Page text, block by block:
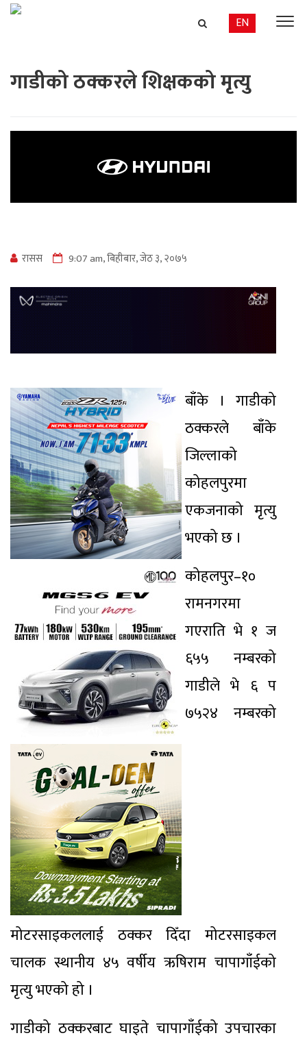
EN
गाडीको ठक्करले शिक्षकको मृत्यु
रासस 9:07 am, बिहीबार, जेठ ३, २०७५
बाँके । गाडीको
ठक्करले बाँके
जिल्लाको
कोहलपुरमा
एकजनाको मृत्यु
भएको छ ।
कोहलपुर–१०
रामनगरमा
गएराति भे १ ज
६५५ नम्बरको
गाडीले भे ६ प
७५२४ नम्बरको
मोटरसाइकललाई ठक्कर दिँदा मोटरसाइकल
चालक स्थानीय ४५ वर्षीय ऋषिराम चापागाँईको
मृत्यु भएको हो ।
गाडीको ठक्करबाट घाइते चापागाँईको उपचारका